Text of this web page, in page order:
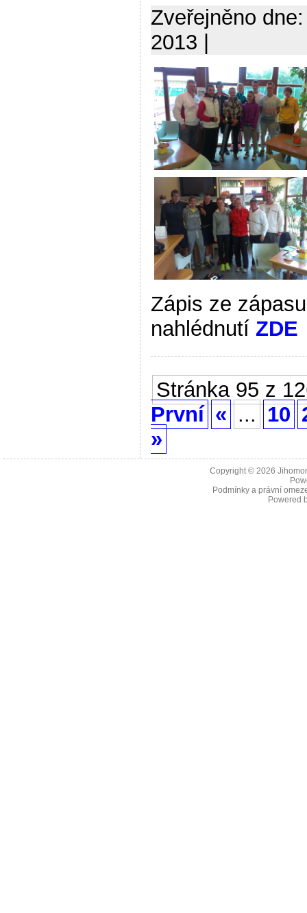
Zveřejněno
2013 |
Zápis ze
nahlédnutí ZDE
Stránka 95 z
První « ... 10
»
Copyright © 2026
Podmínky a právní
Powered